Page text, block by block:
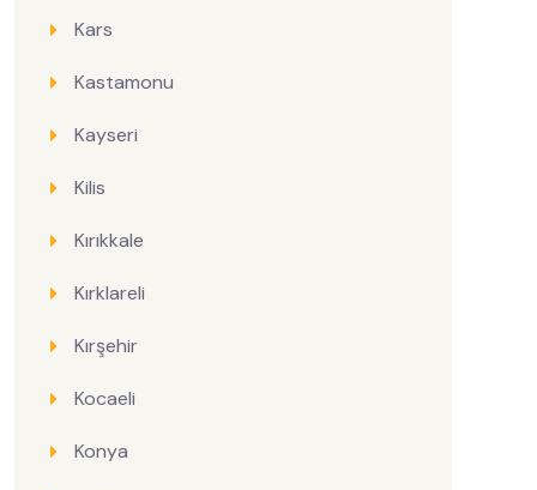
Kars
Kastamonu
Kayseri
Kilis
Kırıkkale
Kırklareli
Kırşehir
Kocaeli
Konya